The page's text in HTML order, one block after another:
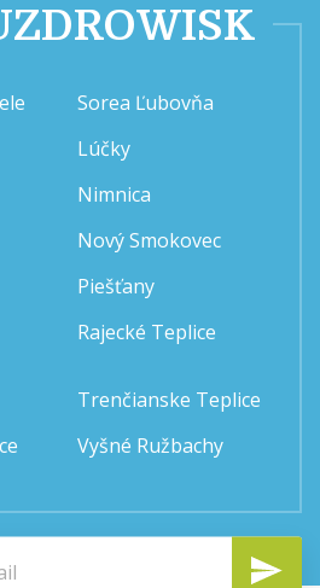
Sorea Ľubovňa
Lúčky
Nimnica
Nový Smokovec
Piešťany
Rajecké Teplice
Trenčianske Teplice
Vyšné Ružbachy